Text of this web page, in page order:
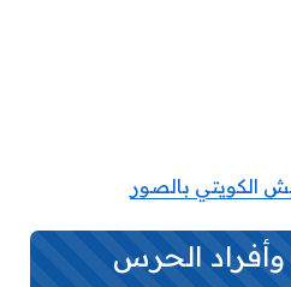
الكويتي بالصور
الحرس